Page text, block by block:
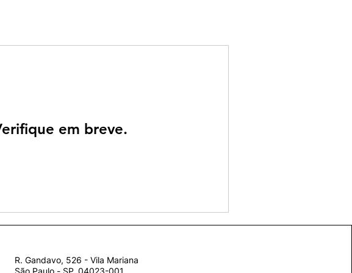
em breve.
R. Gandavo, 526 - Vila Mariana
São Paulo - SP, 04023-001